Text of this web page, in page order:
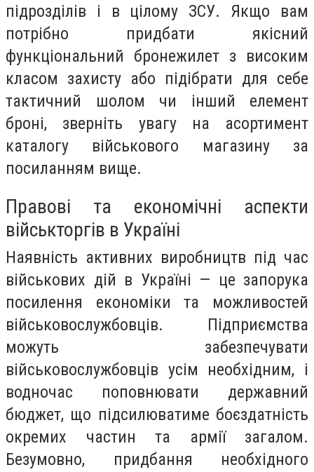
підрозділів і в цілому ЗСУ. Якщо вам
потрібно придбати якісний
функціональний бронежилет з високим
класом захисту або підібрати для себе
тактичний шолом чи інший елемент
броні, зверніть увагу на асортимент
каталогу військового магазину за
посиланням вище.
Правові та економічні аспекти
військторгів в Україні
Наявність активних виробництв під час
військових дій в Україні — це запорука
посилення економіки та можливостей
військовослужбовців. Підприємства
можуть забезпечувати
військовослужбовців усім необхідним, і
водночас поповнювати державний
бюджет, що підсилюватиме боєздатність
окремих частин та армії загалом.
Безумовно, придбання необхідного